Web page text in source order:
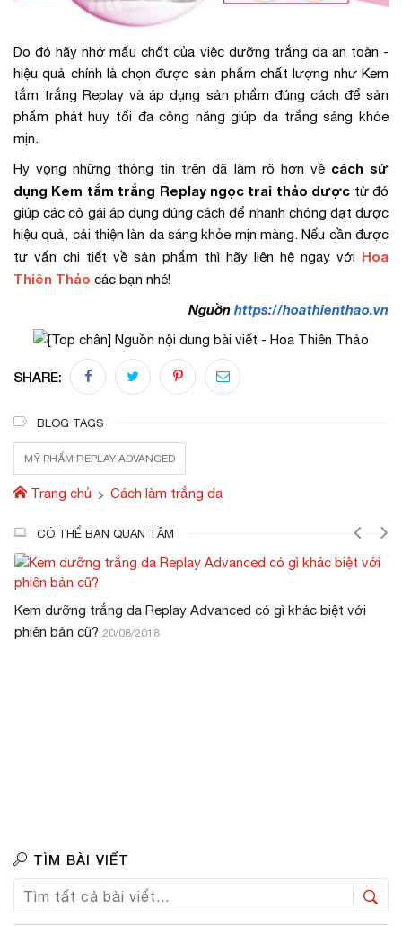
Do đó hãy nhớ mấu chốt của việc dưỡng trắng da an toàn -
hiệu quả chính là chọn được sản phẩm chất lượng như Kem
tắm trắng Replay và áp dụng sản phẩm đúng cách để sản
phẩm phát huy tối đa công năng giúp da trắng sáng khỏe
mịn.
Hy vọng những thông tin trên đã làm rõ hơn về cách sử
dụng Kem tắm trắng Replay ngọc trai thảo dược từ đó
giúp các cô gái áp dụng đúng cách để nhanh chóng đạt được
hiệu quả, cải thiện làn da sáng khỏe mịn màng. Nếu cần được
tư vấn chi tiết về sản phẩm thì hãy liên hệ ngay với Hoa
Thiên Thảo các bạn nhé!
Nguồn https://hoathienthao.vn
SHARE:
BLOG TAGS
MỸ PHẨM REPLAY ADVANCED
Trang chủ Cách làm trắng da
CÓ THỂ BẠN QUAN TÂM
Advanced có gì khác biệt với
Viên uống trắng da trị
TÌM BÀI VIẾT